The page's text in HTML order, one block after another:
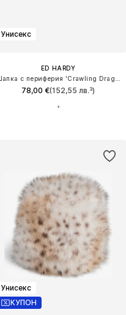
Унисекс
ED HARDY
78,00 €(152,55 лв.³)
Унисекс
КУПОН